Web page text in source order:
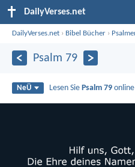
DailyVerses.net
DailyVerses.net › Bibel Bücher ›
Psalm 79
NeÜ Lesen Sie Psalm 79 online